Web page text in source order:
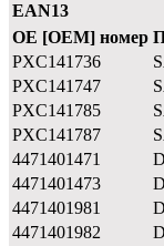
EAN13
OE [OEM] номер
PXC141736
PXC141747
PXC141785
PXC141787
4471401471
4471401473
4471401981
4471401982